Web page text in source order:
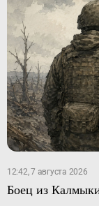
12:42, 7 августа 2026
Боец из